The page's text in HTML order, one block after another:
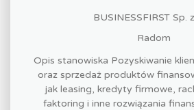
BUSINESSFIRST Sp.
Radom
Opis stanowiska Pozyskiwanie
oraz sprzedaż produktów
jak leasing, kredyty firmowe,
faktoring i inne rozwiązania